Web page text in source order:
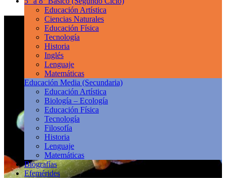
Educación Artística
Ciencias Naturales
Educación Física
Tecnología
Historia
Inglés
Lenguaje
Matemáticas
Educación Media (Secundaria)
Educación Artística
Biología – Ecología
Educación Física
Tecnología
Filosofía
Historia
Lenguaje
Matemáticas
Biografías
Efemérides